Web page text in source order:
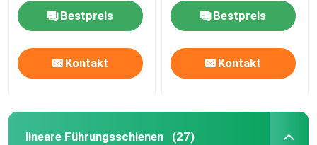
Bestpreis
Kontakt
Bestpreis
Kontakt
lineare Führungsschienen (27)